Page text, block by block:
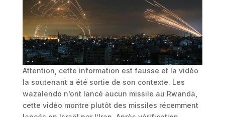
Attention, cette information est fausse et la vidéo
la soutenant a été sortie de son contexte. Les
wazalendo n’ont lancé aucun missile au Rwanda,
cette vidéo montre plutôt des missiles récemment